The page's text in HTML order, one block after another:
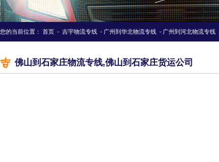
您的当前位置： 首页 - 吉宇物流专线 - 广州到华北物流专线 - 广州到河北物流专线
佛山到石家庄物流专线,佛山到石家庄货运公司